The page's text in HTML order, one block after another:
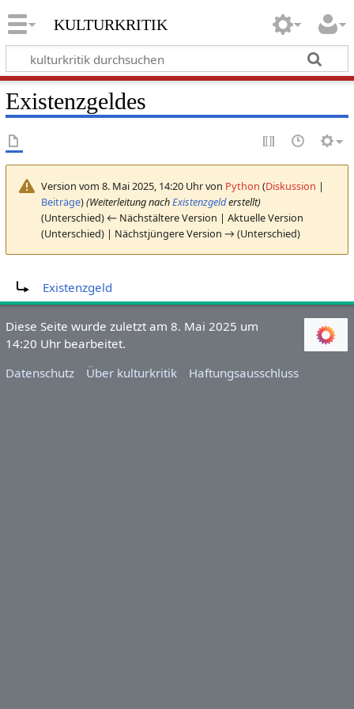
kulturkritik
Existenzgeldes
Version vom 8. Mai 2025, 14:20 Uhr von Python (Diskussion |
Beiträge)(Weiterleitung nachExistenzgelderstellt)
(Unterschied) ← Nächstältere Version | Aktuelle Version
(Unterschied) | Nächstjüngere Version → (Unterschied)
Existenzgeld
Diese Seite wurde zuletzt am 8. Mai 2025 um
14:20 Uhr bearbeitet.
Datenschutz
Über kulturkritik Haftungsausschluss